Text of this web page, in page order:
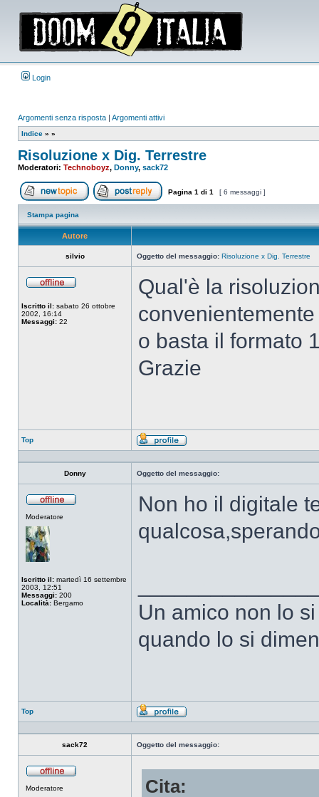
Login
Argomenti senza risposta | Argomenti attivi
Indice » »
Risoluzione x Dig. Terrestre
Moderatori: Technoboyz, Donny, sack72
Apri un nuovo argomentoRispondi all’argomento
Pagina 1 di 1 [ 6 messaggi ]
Stampa pagina
Autore
silvio Oggetto del messaggio: Risoluzione x Dig. Terrestre
Iscritto il: sabato 26 ottobre
2002, 16:14
Messaggi: 22
Qual'è la
o basta il formato
Grazie
Top
Profilo
Donny Oggetto del messaggio:
Moderatore
Iscritto il: martedì 16 settembre
2003, 12:51
Messaggi: 200
Località: Bergamo
Non ho il digitale
Un amico non lo
quando lo si
Top
Profilo
sack72 Oggetto del messaggio:
Moderatore Cita: